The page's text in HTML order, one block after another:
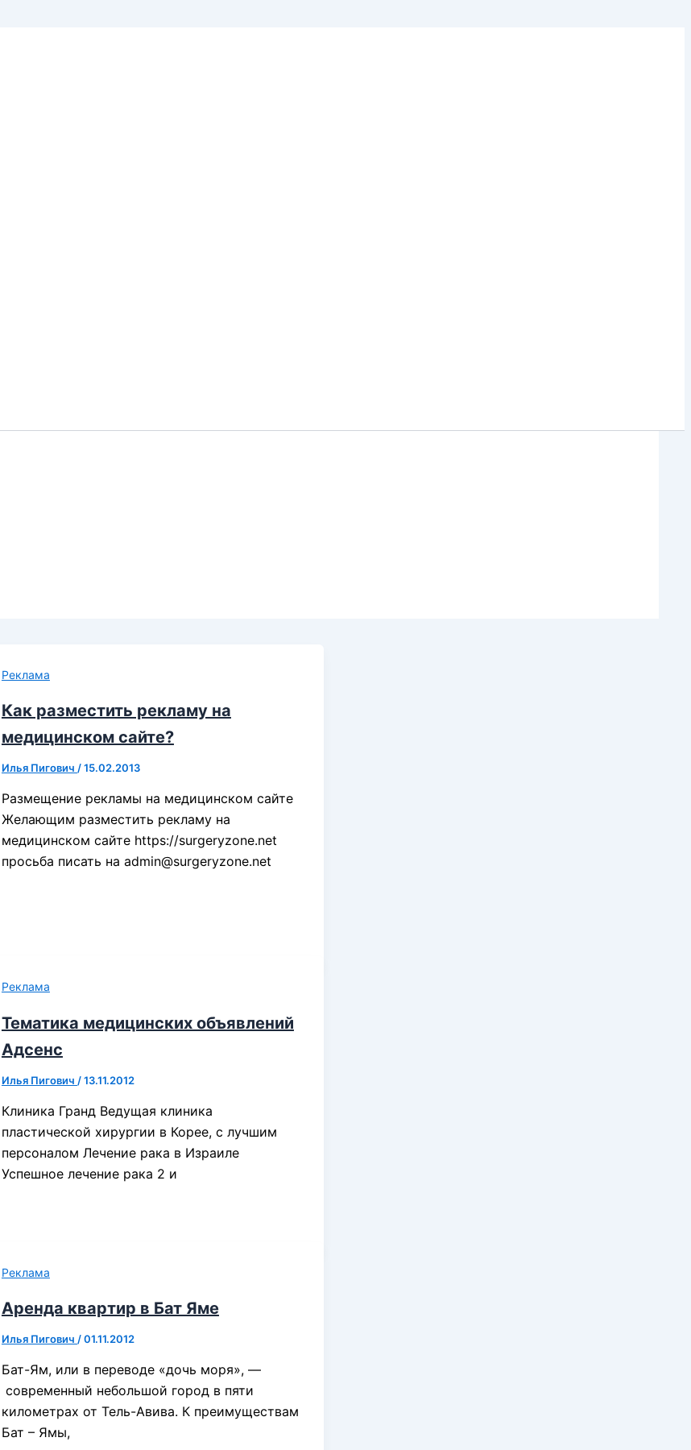
Реклама
Как разместить рекламу на
медицинском сайте?
Илья Пигович /15.02.2013
Размещение рекламы на медицинском сайте
Желающим разместить рекламу на
медицинском сайте https://surgeryzone.net
просьба писать на admin@surgeryzone.net
Реклама
Тематика медицинских объявлений
Адсенс
Илья Пигович /13.11.2012
Клиника Гранд Ведущая клиника
пластической хирургии в Корее, с лучшим
персоналом Лечение рака в Израиле
Успешное лечение рака 2 и
Реклама
Аренда квартир в Бат Яме
Илья Пигович /01.11.2012
Бат-Ям, или в переводе «дочь моря», —
современный небольшой город в пяти
километрах от Тель-Авива. К преимуществам
Бат – Ямы,